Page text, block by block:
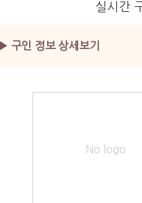
실시간
▶ 구인 정보 상세보기
No logo